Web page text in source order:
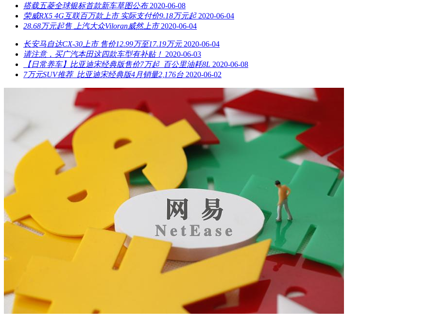
搭载五菱全球银标首款新车草图公布 2020-06-08
荣威RX5 4G互联百万款上市 实际支付价9.18万元起 2020-06-04
28.68万元起售 上汽大众Viloran威然上市 2020-06-04
长安马自达CX-30上市 售价12.99万至17.19万元 2020-06-04
请注意，买广汽本田这四款车型有补贴！ 2020-06-03
【日常养车】比亚迪宋经典版售价7万起 百公里油耗8L 2020-06-08
7万元SUV推荐 比亚迪宋经典版4月销量2,176台 2020-06-02